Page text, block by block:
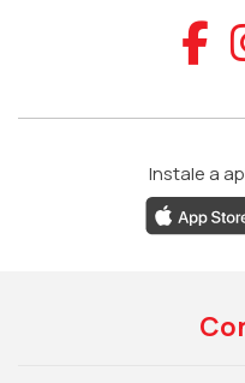
Instale a